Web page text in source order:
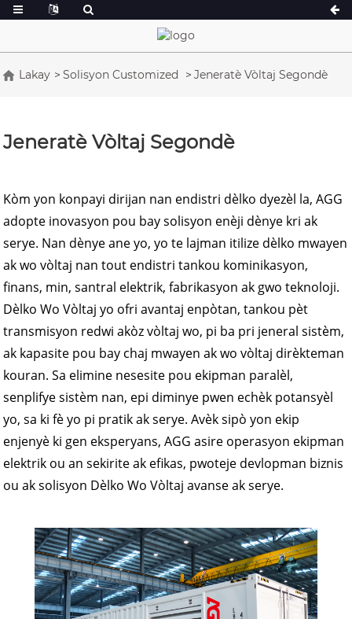
Lakay Solisyon Customized Jeneratè Vòltaj Segondè
Jeneratè Vòltaj Segondè
Kòm yon konpayi dirijan nan endistri dèlko dyezèl la, AGG
adopte inovasyon pou bay solisyon enèji dènye kri ak
serye. Nan dènye ane yo, yo te lajman itilize dèlko mwayen
ak wo vòltaj nan tout endistri tankou kominikasyon,
finans, min, santral elektrik, fabrikasyon ak gwo teknoloji.
Dèlko Wo Vòltaj yo ofri avantaj enpòtan, tankou pèt
transmisyon redwi akòz vòltaj wo, pi ba pri jeneral sistèm,
ak kapasite pou bay chaj mwayen ak wo vòltaj dirèkteman
kouran. Sa elimine nesesite pou ekipman paralèl,
senplifye sistèm nan, epi diminye pwen echèk potansyèl
yo, sa ki fè yo pi pratik ak serye. Avèk sipò yon ekip
enjenyè ki gen eksperyans, AGG asire operasyon ekipman
elektrik ou an sekirite ak efikas, pwoteje devlopman biznis
ou ak solisyon Dèlko Wo Vòltaj avanse ak serye.
Seri CU 33-300 kVA
Seri K 7-49 kVA
Seri V 94-285 kVA
Seri DE 250-
Seri V 350-800
Seri D 165-935